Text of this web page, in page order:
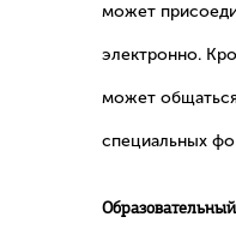
может
электронно.
может
специальных